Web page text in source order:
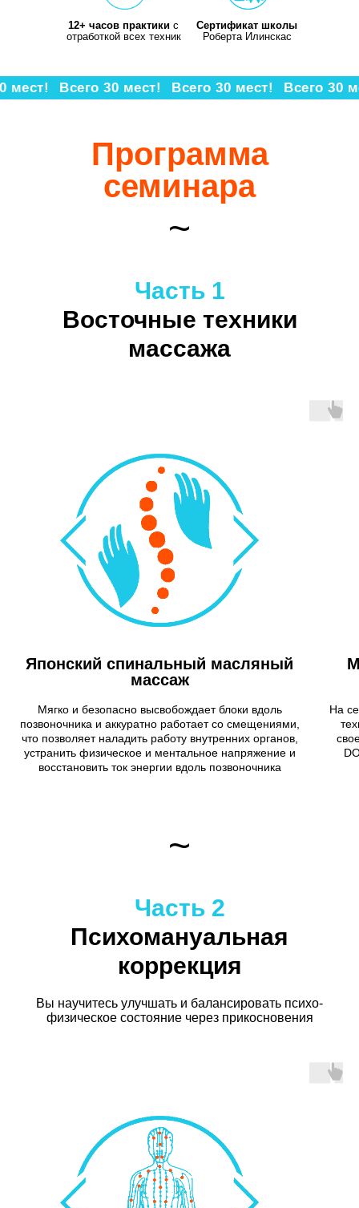
12+ часов практики с
отработкой всех техник
Всего 30 мест!
Сертификат школы
Роберта Илинскас
мест! Всего 30
Всего 30 мест!
Программа
семинара
~
Часть 1
Восточные техники
массажа
Японский спинальный масляный
массаж
Мягко и безопасно высвобождает блоки вдоль
позвоночника и аккуратно работает со смещениями,
что позволяет наладить работу внутренних органов,
устранить физическое и ментальное напряжение и
восстановить ток энергии вдоль позвоночника
На
~
Часть 2
Психомануальная
коррекция
Вы научитесь улучшать и балансировать психо-
физическое состояние через прикосновения